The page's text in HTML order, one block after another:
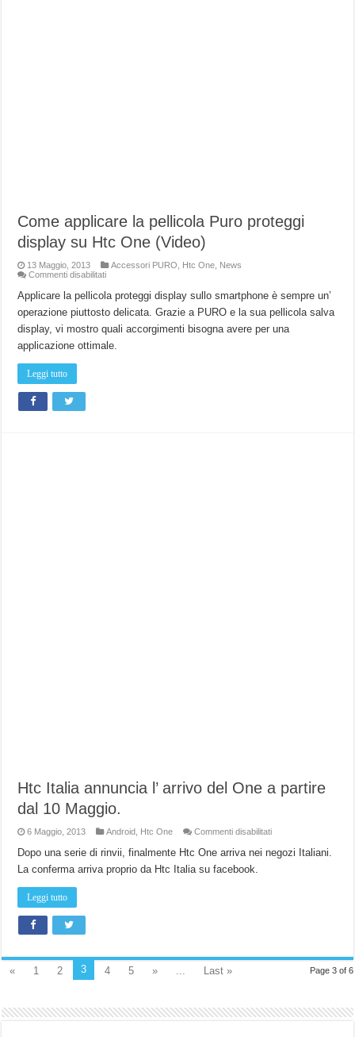
Come applicare la pellicola Puro proteggi
display su Htc One (Video)
13 Maggio, 2013 Accessori PURO Htc One News
Commenti disabilitatisu
applicare
la
pellicola
proteggi
display
su
Applicare la pellicola proteggi display sullo smartphone è sempre un’
operazione piuttosto delicata. Grazie a PURO e la sua pellicola salva
display, vi mostro quali accorgimenti bisogna avere per una
applicazione ottimale.
Leggi tutto
Htc Italia annuncia l’ arrivo del One a partire
dal 10 Maggio.
6 Maggio, 2013 Android Htc One Commenti disabilitatisu
Italia
annuncia
Dopo una serie di rinvii, finalmente Htc One arriva nei negozi Italiani.
La conferma arriva proprio da Htc Italia su facebook.
Leggi tutto
Page 3 of 6
« 1 2 3 4 5 » Last »